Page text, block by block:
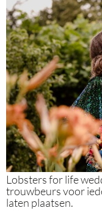
Lobsters for life
trouwbeurs voor
laten plaatsen.